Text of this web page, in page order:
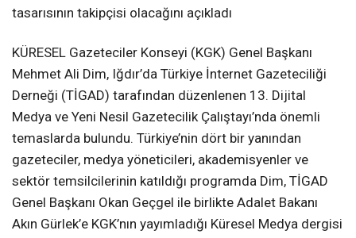
tasarısının takipçisi olacağını açıkladı
KÜRESEL Gazeteciler Konseyi (KGK) Genel Başkanı
Mehmet Ali Dim, Iğdır’da Türkiye İnternet Gazeteciliği
Derneği (TİGAD) tarafından düzenlenen 13. Dijital
Medya ve Yeni Nesil Gazetecilik Çalıştayı’nda önemli
temaslarda bulundu. Türkiye’nin dört bir yanından
gazeteciler, medya yöneticileri, akademisyenler ve
sektör temsilcilerinin katıldığı programda Dim, TİGAD
Genel Başkanı Okan Geçgel ile birlikte Adalet Bakanı
Akın Gürlek’e KGK’nın yayımladığı Küresel Medya dergisi